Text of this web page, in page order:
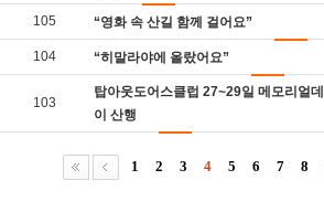
105 “영화 속 산길 함께 걸어요”
104 “히말라야에 올랐어요”
103
탑아웃도어스클럽 27~29일 메모리얼데
이 산행
1 2 3 4 5 6 7 8